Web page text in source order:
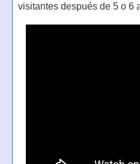
visitantes después de 5 o 6